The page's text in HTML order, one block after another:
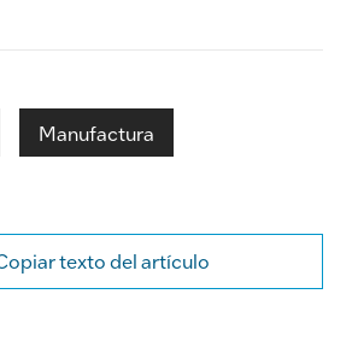
Manufactura
texto del artículo